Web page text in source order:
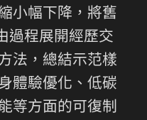
小幅下降，將舊
過程展開經歷交
法，總結示范樣
體驗優化、低碳
等方面的可復制